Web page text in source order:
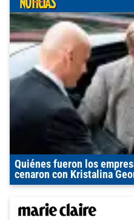
Quiénes fueron los
cenaron con Kristalina